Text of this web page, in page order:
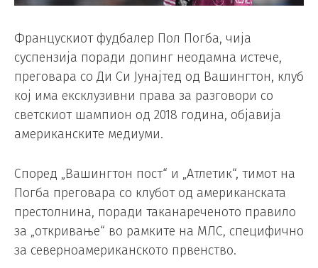
Францускиот фудбалер Пол Погба, чија
суспензија поради допинг неодамна истече,
преговара со Ди Си Јунајтед од Вашингтон, клуб
кој има ексклузивни права за разговори со
светскиот шампион од 2018 година, објавија
американските медиуми.
Според „Вашингтон пост“ и „Атлетик“, тимот на
Погба преговара со клубот од американската
престолнина, поради таканареченото правило
за „откривање“ во рамките на МЛС, специфично
за северноамериканското првенство.